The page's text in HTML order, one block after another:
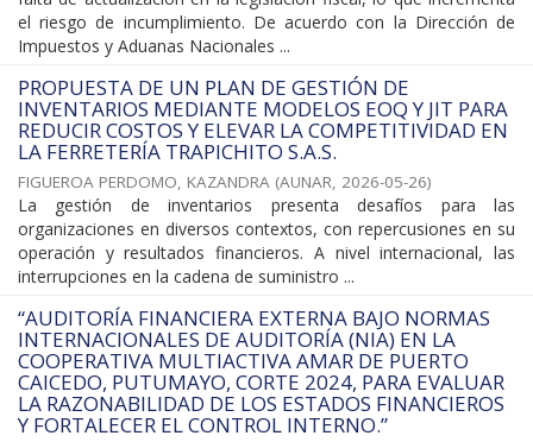
el riesgo de incumplimiento. De acuerdo con la Dirección de
Impuestos y Aduanas Nacionales ...
PROPUESTA DE UN PLAN DE GESTIÓN DE
INVENTARIOS MEDIANTE MODELOS EOQ Y JIT PARA
REDUCIR COSTOS Y ELEVAR LA COMPETITIVIDAD EN
LA FERRETERÍA TRAPICHITO S.A.S.
FIGUEROA PERDOMO, KAZANDRA (AUNAR, 2026-05-26)
La gestión de inventarios presenta desafíos para las
organizaciones en diversos contextos, con repercusiones en su
operación y resultados financieros. A nivel internacional, las
interrupciones en la cadena de suministro ...
“AUDITORÍA FINANCIERA EXTERNA BAJO NORMAS
INTERNACIONALES DE AUDITORÍA (NIA) EN LA
COOPERATIVA MULTIACTIVA AMAR DE PUERTO
CAICEDO, PUTUMAYO, CORTE 2024, PARA EVALUAR
LA RAZONABILIDAD DE LOS ESTADOS FINANCIEROS
Y FORTALECER EL CONTROL INTERNO.”